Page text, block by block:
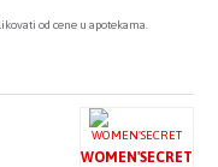
od cene u apotekama.
WOMEN'SECRET